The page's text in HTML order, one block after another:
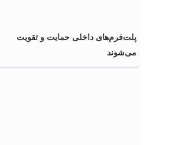
پلت‌فرم‌های داخلی حمایت و تقویت
می‌شوند